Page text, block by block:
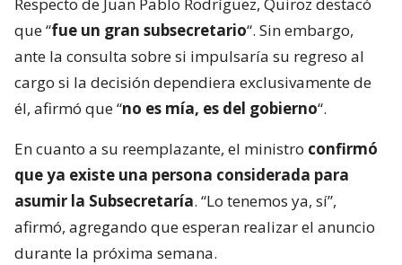
que “fue un gran subsecretario“. Sin embargo,
ante la consulta sobre si impulsaría su regreso al
cargo si la decisión dependiera exclusivamente de
él, afirmó que “no es mía, es del gobierno“.
En cuanto a su reemplazante, el ministro confirmó
que ya existe una persona considerada para
asumir la Subsecretaría. “Lo tenemos ya, sí”,
afirmó, agregando que esperan realizar el anuncio
durante la próxima semana.